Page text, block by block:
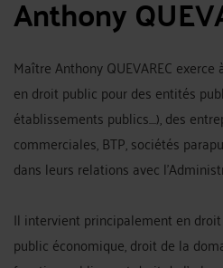
Anthony
Maître Anthony QUEVAREC
en droit public pour des entités
établissements publics....), des
commerciales, BTP, sociétés
dans leurs relations avec
Il intervient principalement en
public économique, droit de la